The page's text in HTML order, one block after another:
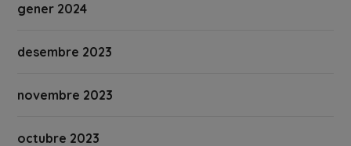
gener 2024
desembre 2023
novembre 2023
octubre 2023